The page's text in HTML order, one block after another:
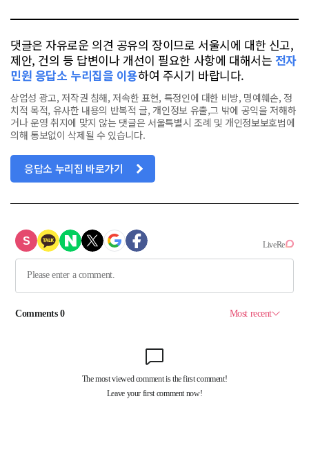
댓글은 자유로운 의견 공유의 장이므로 서울시에 대한 신고,
제안, 건의 등 답변이나 개선이 필요한 사항에 대해서는 전자
민원 응답소 누리집을 이용하여 주시기 바랍니다.
상업성 광고, 저작권 침해, 저속한 표현, 특정인에 대한 비방, 명예훼손, 정
치적 목적, 유사한 내용의 반복적 글, 개인정보 유출,그 밖에 공익을 저해하
거나 운영 취지에 맞지 않는 댓글은 서울특별시 조례 및 개인정보보호법에
의해 통보없이 삭제될 수 있습니다.
응답소 누리집 바로가기